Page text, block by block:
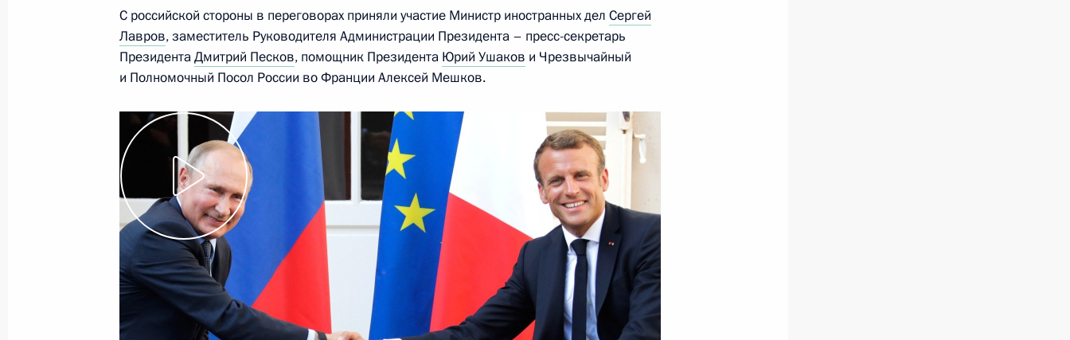
20 августа 2019 года, вторник
Совещание по вопросам модернизации первичного звена
20 августа 2019 года, 17:00 Москва, Кремль
19 августа 2019 года, понедельник
Президенты России и Франции сделали заявления для прессы
и ответили на вопросы журналистов
19 августа 2019 года, 18:30 Борм-ле-Мимоза
21 46м
С российской стороны в переговорах приняли участие Министр иностранных дел Сергей
Лавров, заместитель Руководителя Администрации Президента – пресс-секретарь
ПрезидентаДмитрий Песков, помощник Президента Юрий Ушаков и Чрезвычайный
и Полномочный Посол России во Франции Алексей Мешков.